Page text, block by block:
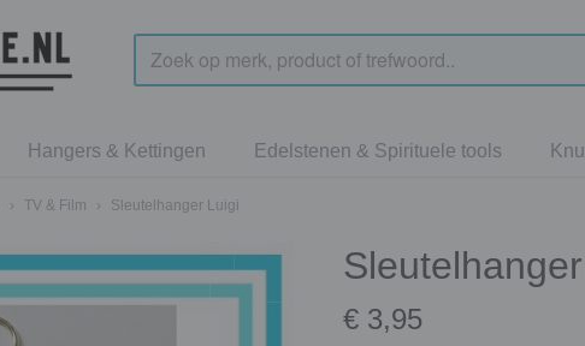
Hangers & Kettingen Edelstenen & Spirituele tools
› TV & Film › Sleutelhanger Luigi
€ 3,95